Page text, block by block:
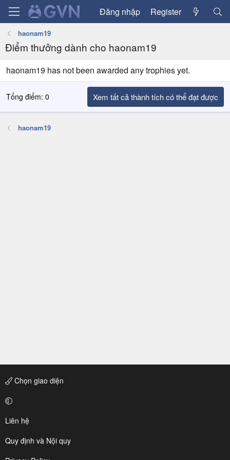
Đăng nhập Register
haonam19
Điểm thưởng dành cho haonam19
haonam19 has not been awarded any trophies yet.
Tổng điểm: 0 Xem tất cả thành tích có thể đạt được
haonam19
Chọn giao diện
Liên hệ
Quy định và Nội quy